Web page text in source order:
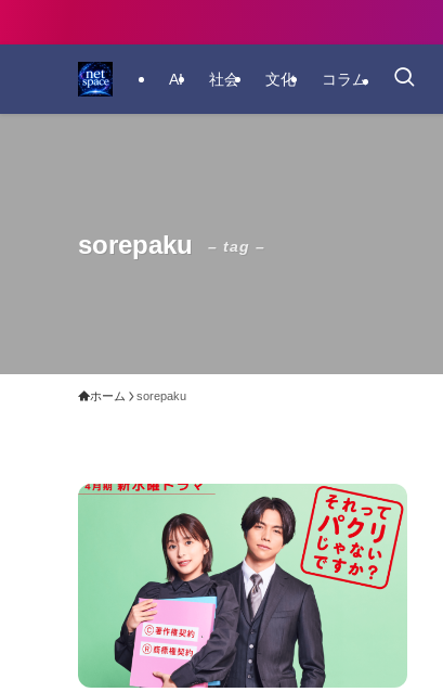
AI 社会 文化 コラム
sorepaku – tag –
ホーム sorepaku